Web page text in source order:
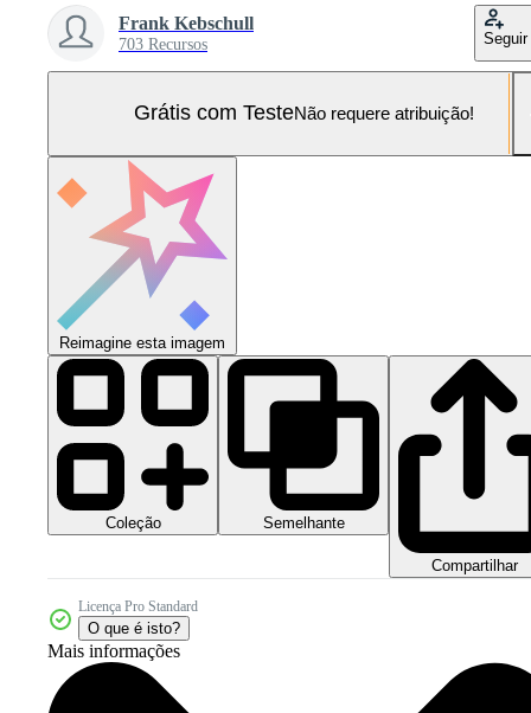
Frank Kebschull
703 Recursos Seguir
Grátis com TesteNão requere atribuição!
Reimagine esta imagem
Coleção Semelhante
Compartilhar
Licença Pro Standard
O que é isto?
Mais informações